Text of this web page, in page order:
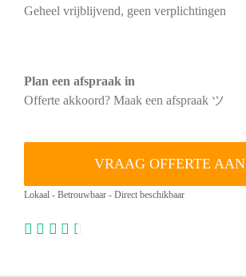
Geheel vrijblijvend, geen verplichtingen
Plan een afspraak in
Offerte akkoord? Maak een afspraak ツ
VRAAG OFFERTE AAN
Lokaal - Betrouwbaar - Direct beschikbaar